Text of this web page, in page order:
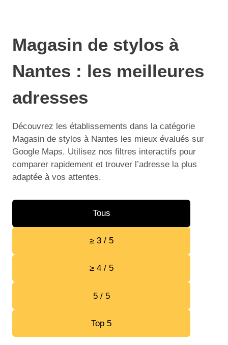
Magasin de stylos à
Nantes : les meilleures
adresses
Découvrez les établissements dans la catégorie
Magasin de stylos à Nantes les mieux évalués sur
Google Maps. Utilisez nos filtres interactifs pour
comparer rapidement et trouver l’adresse la plus
adaptée à vos attentes.
Tous
≥ 3 / 5
≥ 4 / 5
5 / 5
Top 5